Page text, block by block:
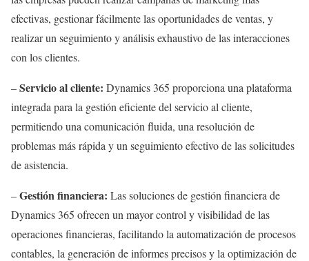
efectivas, gestionar fácilmente las oportunidades de ventas, y
realizar un seguimiento y análisis exhaustivo de las interacciones
con los clientes.
–Servicio al cliente: Dynamics 365 proporciona una plataforma
integrada para la gestión eficiente del servicio al cliente,
permitiendo una comunicación fluida, una resolución de
problemas más rápida y un seguimiento efectivo de las solicitudes
de asistencia.
–Gestión financiera: Las soluciones de gestión financiera de
Dynamics 365 ofrecen un mayor control y visibilidad de las
operaciones financieras, facilitando la automatización de procesos
contables, la generación de informes precisos y la optimización de